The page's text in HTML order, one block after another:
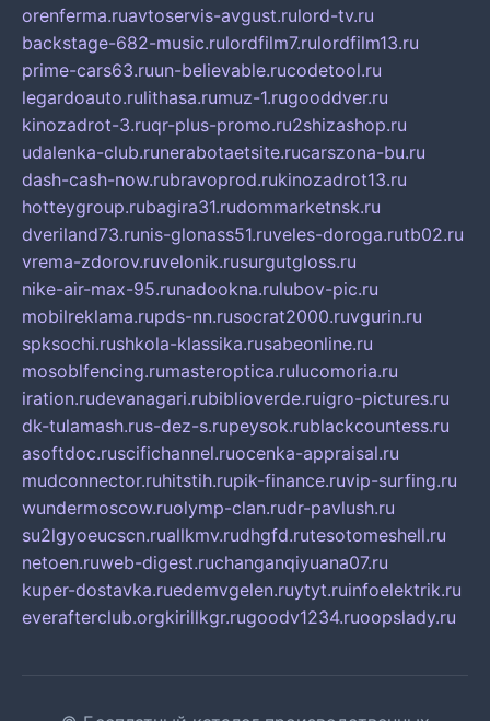
orenferma.ruavtoservis-avgust.rulord-tv.ru
backstage-682-music.rulordfilm7.rulordfilm13.ru
prime-cars63.ruun-believable.rucodetool.ru
legardoauto.rulithasa.rumuz-1.rugooddver.ru
kinozadrot-3.ruqr-plus-promo.ru2shizashop.ru
udalenka-club.runerabotaetsite.rucarszona-bu.ru
dash-cash-now.rubravoprod.rukinozadrot13.ru
hotteygroup.rubagira31.rudommarketnsk.ru
dveriland73.runis-glonass51.ruveles-doroga.rutb02.ru
vrema-zdorov.ruvelonik.rusurgutgloss.ru
nike-air-max-95.runadookna.rulubov-pic.ru
mobilreklama.rupds-nn.rusocrat2000.ruvgurin.ru
spksochi.rushkola-klassika.rusabeonline.ru
mosoblfencing.rumasteroptica.rulucomoria.ru
iration.rudevanagari.rubiblioverde.ruigro-pictures.ru
dk-tulamash.rus-dez-s.rupeysok.rublackcountess.ru
asoftdoc.ruscifichannel.ruocenka-appraisal.ru
mudconnector.ruhitstih.rupik-finance.ruvip-surfing.ru
wundermoscow.ruolymp-clan.rudr-pavlush.ru
su2lgyoeucscn.ruallkmv.rudhgfd.rutesotomeshell.ru
netoen.ruweb-digest.ruchanganqiyuana07.ru
kuper-dostavka.ruedemvgelen.ruytyt.ruinfoelektrik.ru
everafterclub.orgkirillkgr.rugoodv1234.ruoopslady.ru